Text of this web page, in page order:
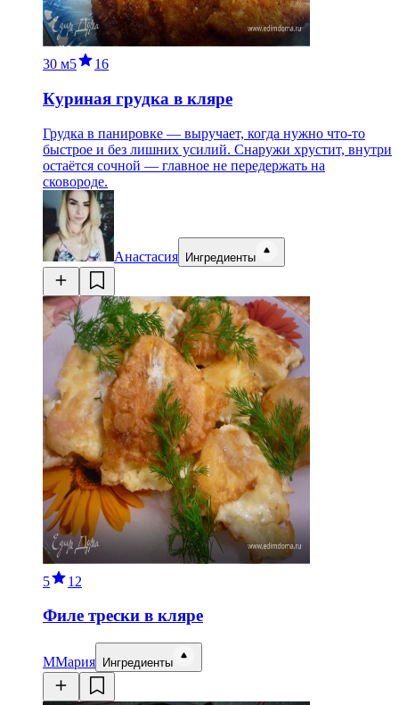
30 м5 16
Куриная грудка в кляре
Грудка в панировке — выручает, когда нужно что-то
быстрое и без лишних усилий. Снаружи хрустит, внутри
остаётся сочной — главное не передержать на
сковороде.
Анастасия Ингредиенты
5 12
Филе трески в кляре
ММария Ингредиенты